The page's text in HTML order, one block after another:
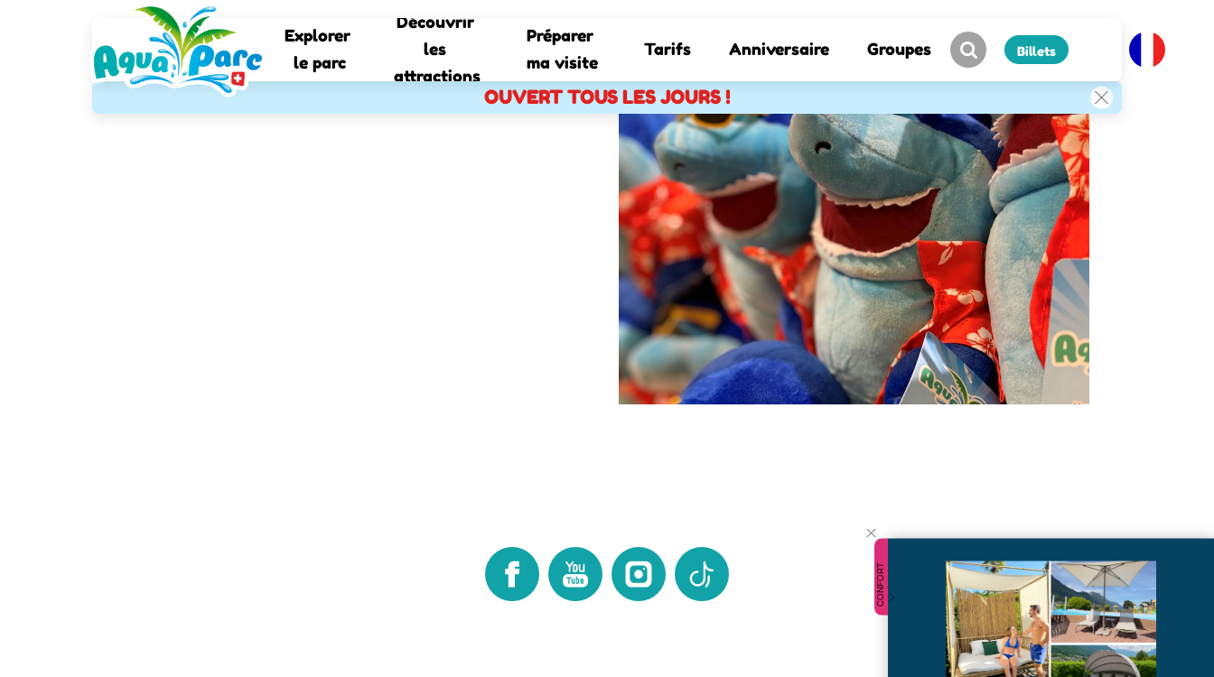
Explorer
le parc
Découvrir
les
attractions
Préparer
ma visite
Tarifs Anniversaire Groupes Billets
OUVERT TOUS LES JOURS !
CONFORT
Facebook Youtube Instagram